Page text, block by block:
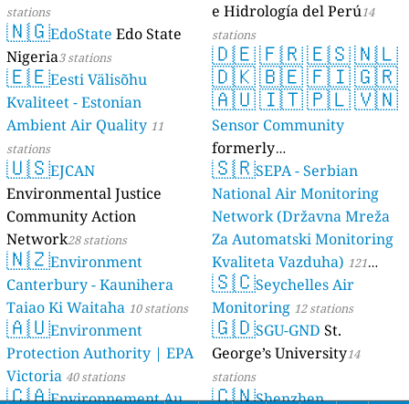
stations
🇳🇬EdoState Edo State
Nigeria3 stations
🇪🇪Eesti Välisõhu
Kvaliteet - Estonian
Ambient Air Quality 11
stations
🇺🇸EJCAN
Environmental Justice
Community Action
Network28 stations
🇳🇿Environment
Canterbury - Kaunihera
Taiao Ki Waitaha 10 stations
🇦🇺Environment
Protection Authority | EPA
Victoria 40 stations
🇨🇦Environnement Au
e Hidrología del Perú14
stations
🇩🇪🇫🇷🇪🇸🇳🇱
🇩🇰🇧🇪🇫🇮🇬🇷
🇦🇺🇮🇹🇵🇱🇻🇳
Sensor Community
formerly
luftdaten.info35821 stations
🇸🇷SEPA - Serbian
National Air Monitoring
Network (Državna Mreža
Za Automatski Monitoring
Kvaliteta Vazduha) 121
stations
🇸🇨Seychelles Air
Monitoring 12 stations
🇬🇩SGU-GND St.
George’s University14
stations
🇨🇳Shenzhen